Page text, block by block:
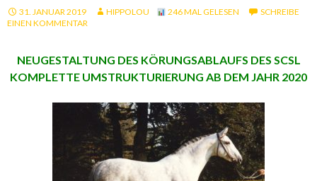
31. JANUAR 2019 HIPPOLOU 246 MAL GELESEN
SCHREIBE
EINEN KOMMENTAR
NEUGESTALTUNG DES KÖRUNGSABLAUFS DES SCSL
KOMPLETTE UMSTRUKTURIERUNG AB DEM JAHR 2020